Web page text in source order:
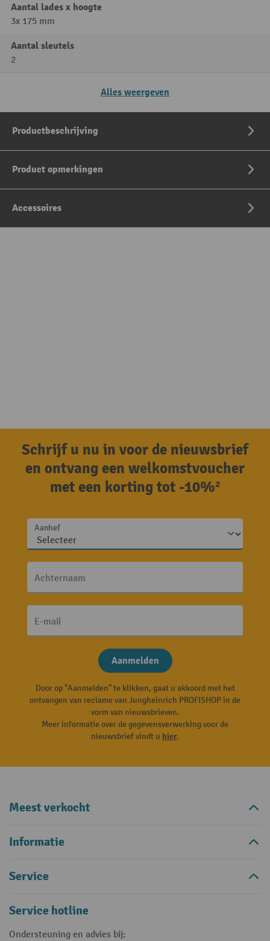
Aantal lades x hoogte
3x 175 mm
Aantal sleutels
2
Alles weergeven
Productbeschrijving
Product opmerkingen
Accessoires
Schrijf u nu in voor de nieuwsbrief
en ontvang een welkomstvoucher
met een korting tot -10%²
Aanhef
Achternaam
E-mail
Aanmelden
Door op "Aanmelden" te klikken, gaat u akkoord met het
ontvangen van reclame van Jungheinrich PROFISHOP in de
vorm van nieuwsbrieven.
Meer informatie over de gegevensverwerking voor de
nieuwsbrief vindt u hier.
Meest verkocht
Informatie
Service
Service hotline
Ondersteuning en advies bij: